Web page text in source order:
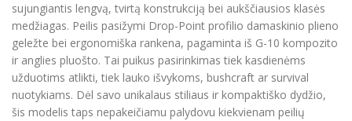
sujungiantis lengvą, tvirtą konstrukciją bei aukščiausios klasės
medžiagas. Peilis pasižymi Drop-Point profilio damaskinio plieno
geležte bei ergonomiška rankena, pagaminta iš G-10 kompozito
ir anglies pluošto. Tai puikus pasirinkimas tiek kasdienėms
užduotims atlikti, tiek lauko išvykoms, bushcraft ar survival
nuotykiams. Dėl savo unikalaus stiliaus ir kompaktiško dydžio,
šis modelis taps nepakeičiamu palydovu kiekvienam peilių